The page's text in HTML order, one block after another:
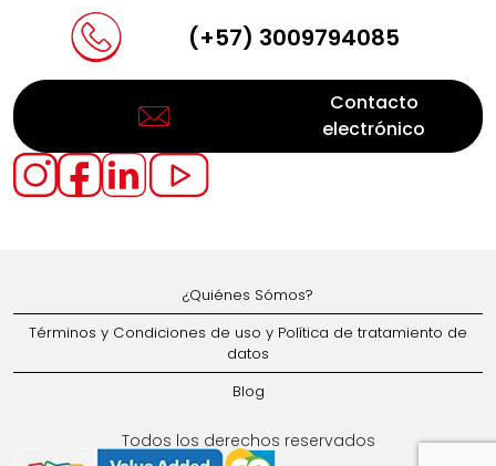
(+57) 3009794085
Contacto
electrónico
¿Quiénes Sómos?
Términos y Condiciones de uso y Política de tratamiento de
datos
Blog
Todos los derechos reservados